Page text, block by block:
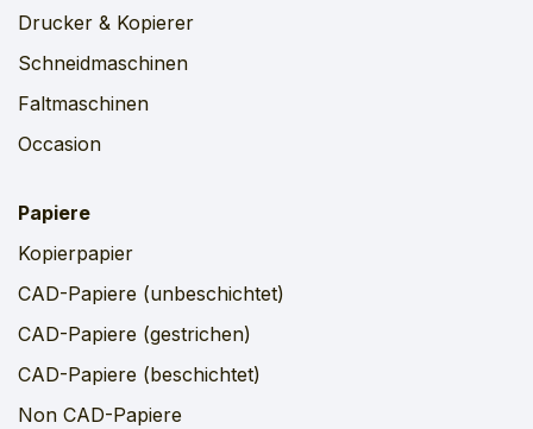
Drucker & Kopierer
Schneidmaschinen
Faltmaschinen
Occasion
Papiere
Kopierpapier
CAD-Papiere (unbeschichtet)
CAD-Papiere (gestrichen)
CAD-Papiere (beschichtet)
Non CAD-Papiere